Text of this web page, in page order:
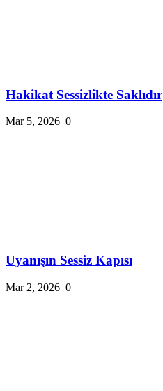
Hakikat Sessizlikte Saklıdır
Mar 5, 2026 0
Uyanışın Sessiz Kapısı
Mar 2, 2026 0